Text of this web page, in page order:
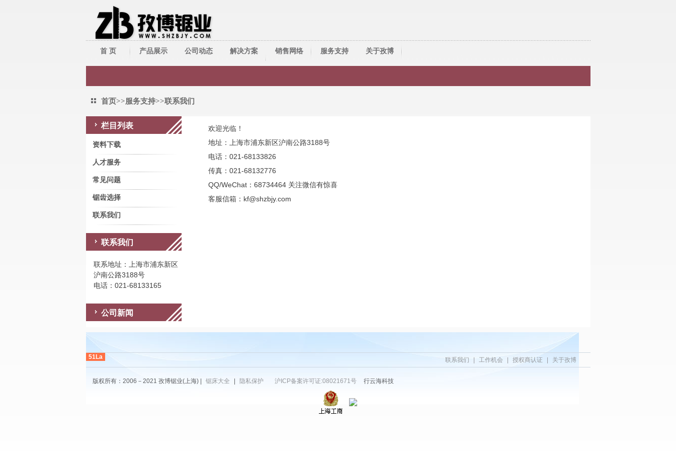
首 页 产品展示
其它周边产品
公司动态 解决方案 销售网络 服务支持 关于孜博
首页>>服务支持>>联系我们
联系我们
栏目列表
资料下载
人才服务
常见问题
锯齿选择
联系我们
联系我们
联系地址：上海市浦东新区
沪南公路3188号
电话：021-68133165
公司新闻
欢迎光临！
地址：上海市浦东新区沪南公路3188号
电话：021-68133826
传真：021-68132776
QQ/WeChat：68734464 关注微信有惊喜
客服信箱：kf@shzbjy.com
联系我们 工作机会 授权商认证 关于孜博
51La
版权所有：2006－2021 孜博锯业(上海) | 锯床大全 隐私保护 沪ICP备案许可证:08021671号 行云海科技